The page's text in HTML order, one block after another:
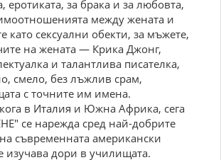
еротиката, за брака и за любовта,
между жената и
като сексуални обекти, за мъжете,
на жената — Крика Джонг,
и талантлива писателка,
смело, без лъжлив срам,
с точните им имена.
в Италия и Южна Африка, сега
се нарежда сред най-добрите
съвременната американски
изучава дори в училищата.